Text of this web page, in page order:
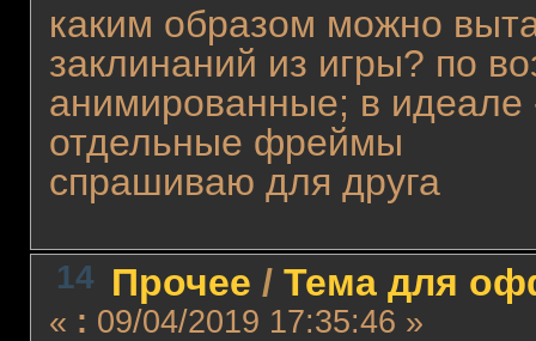
каким образом можно
заклинаний из игры? по
анимированные; в
отдельные фреймы
спрашиваю для друга
14 Прочее / Тема для
« : 09/04/2019 17:35:46 »